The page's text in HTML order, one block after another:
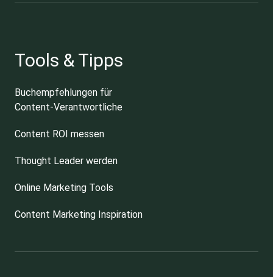
Tools & Tipps
Buchempfehlungen für
Content-Verantwortliche
Content ROI messen
Thought Leader werden
Online Marketing Tools
Content Marketing Inspiration